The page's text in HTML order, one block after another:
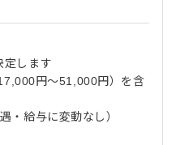
定します
円～51,000円）を含
・給与に変動なし）